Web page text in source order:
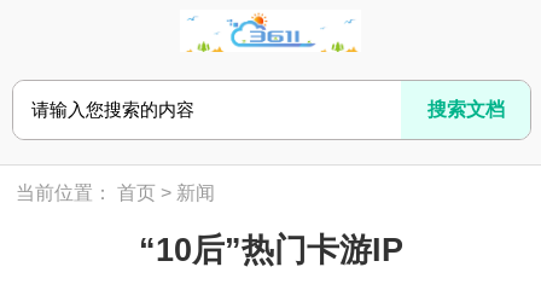
当前位置：首页 > 新闻
“10后”热门卡游IP